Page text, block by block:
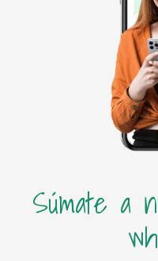
Súmate a